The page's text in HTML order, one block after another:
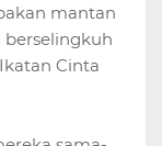
mantan
berselingkuh
Cinta